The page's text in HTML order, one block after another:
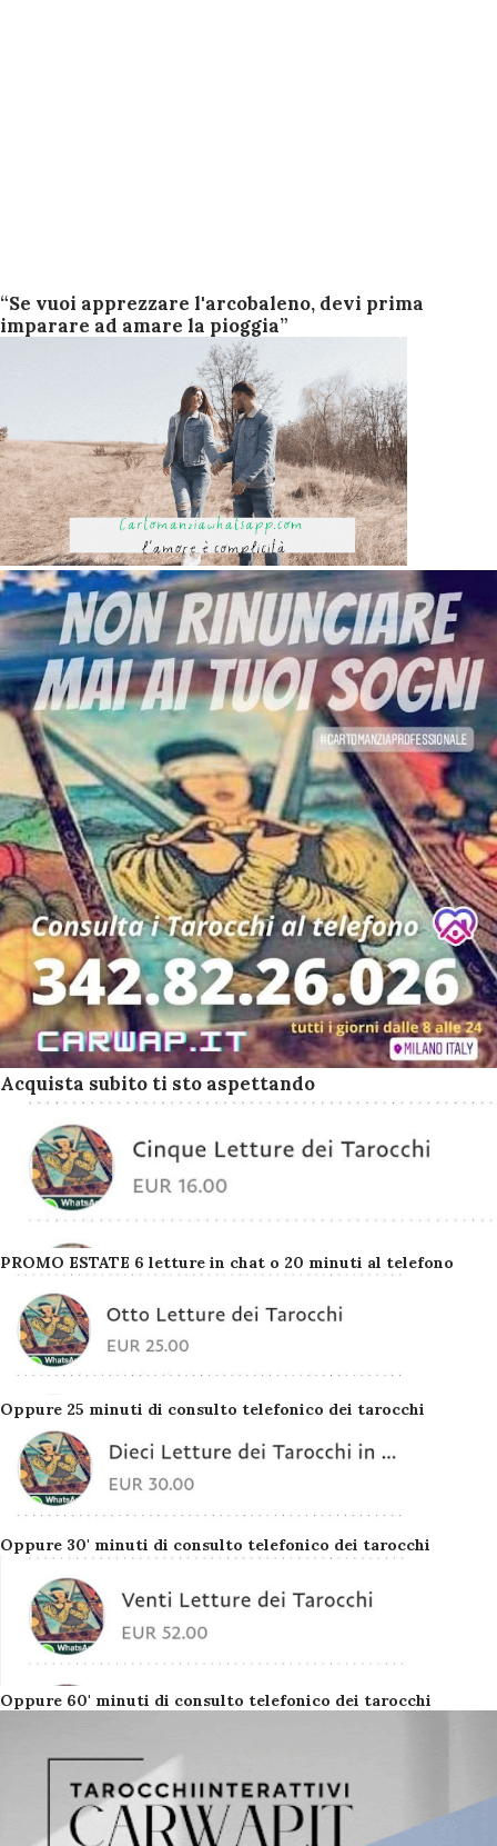
“Se vuoi apprezzare l'arcobaleno, devi prima
imparare ad amare la pioggia”
Acquista subito ti sto aspettando
PROMO ESTATE 6 letture in chat o 20 minuti al telefono
Oppure 25 minuti di consulto telefonico dei tarocchi
Oppure 30' minuti di consulto telefonico dei tarocchi
Oppure 60' minuti di consulto telefonico dei tarocchi